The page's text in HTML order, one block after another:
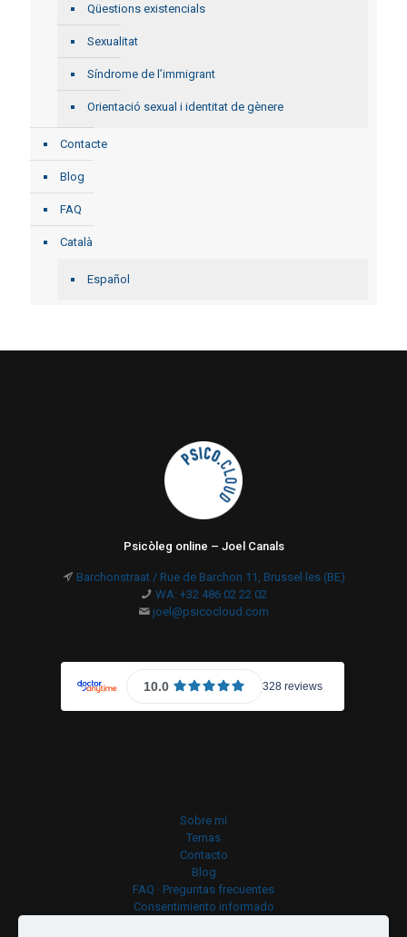
Qüestions existencials
Sexualitat
Síndrome de l’immigrant
Orientació sexual i identitat de gènere
Contacte
Blog
FAQ
Català
Español
Psicòleg online – Joel Canals
Barchonstraat / Rue de Barchon 11, Brussel·les (BE)
WA: +32 486 02 22 02
joel@psicocloud.com
Sobre mí
Temas
Contacto
Blog
FAQ · Preguntas frecuentes
Consentimiento informado